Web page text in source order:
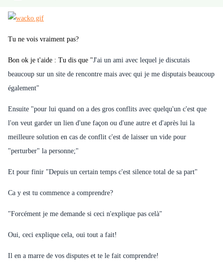
Tu ne vois vraiment pas?
Bon ok je t'aide : Tu dis que "J'ai un ami avec lequel je discutais
beaucoup sur un site de rencontre mais avec qui je me disputais beaucoup
également"
Ensuite "pour lui quand on a des gros conflits avec quelqu'un c'est que
l'on veut garder un lien d'une façon ou d'une autre et d'après lui la
meilleure solution en cas de conflit c'est de laisser un vide pour
"perturber" la personne;"
Et pour finir "Depuis un certain temps c'est silence total de sa part"
Ca y est tu commence a comprendre?
"Forcément je me demande si ceci n'explique pas celà"
Oui, ceci explique cela, oui tout a fait!
Il en a marre de vos disputes et te le fait comprendre!